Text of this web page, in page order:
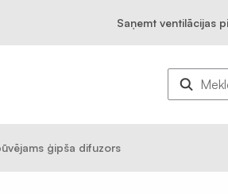
Saņemt ventilācijas
ģipša difuzors